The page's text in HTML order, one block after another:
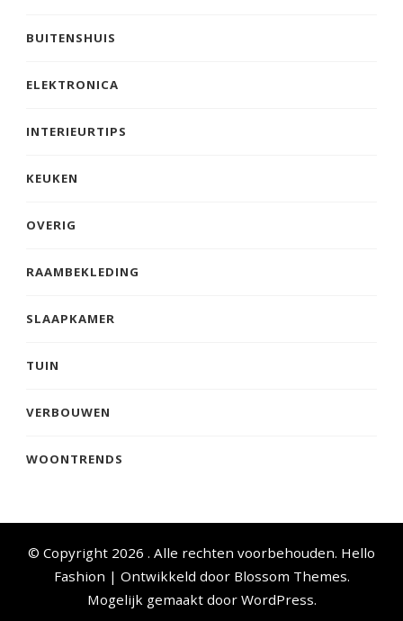
BUITENSHUIS
ELEKTRONICA
INTERIEURTIPS
KEUKEN
OVERIG
RAAMBEKLEDING
SLAAPKAMER
TUIN
VERBOUWEN
WOONTRENDS
© Copyright 2026 . Alle rechten voorbehouden. Hello
Fashion | Ontwikkeld door Blossom Themes.
Mogelijk gemaakt door WordPress.